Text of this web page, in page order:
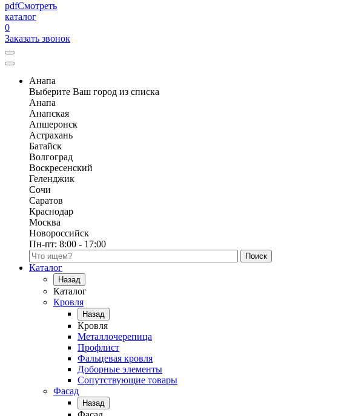
pdfСмотреть
каталог
0
Заказать звонок
Анапа
Выберите Ваш город из списка
Анапа
Анапская
Апшеронск
Астрахань
Батайск
Волгоград
Воскресенский
Геленджик
Сочи
Саратов
Краснодар
Москва
Новороссийск
Пн-пт: 8:00 - 17:00
Поиск по каталогу
Каталог
Назад
Каталог
Кровля
Назад
Кровля
Металлочерепица
Профлист
Фальцевая кровля
Доборные элементы
Сопутствующие товары
Фасад
Назад